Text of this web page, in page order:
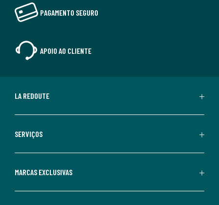
PAGAMENTO SEGURO
APOIO AO CLIENTE
LA REDOUTE
SERVIÇOS
MARCAS EXCLUSIVAS